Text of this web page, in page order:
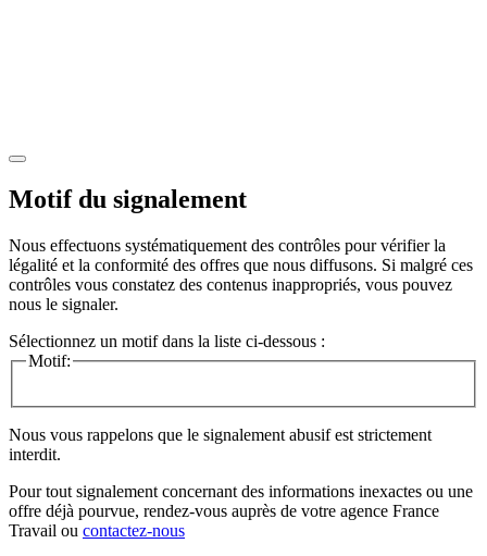
Motif du signalement
Nous effectuons systématiquement des contrôles pour vérifier la
légalité et la conformité des offres que nous diffusons. Si malgré ces
contrôles vous constatez des contenus inappropriés, vous pouvez
nous le signaler.
Sélectionnez un motif dans la liste ci-dessous :
Motif:
Nous vous rappelons que le signalement abusif est strictement
interdit.
Pour tout signalement concernant des informations inexactes ou une
offre déjà pourvue, rendez-vous auprès de votre agence France
Travail ou contactez-nous